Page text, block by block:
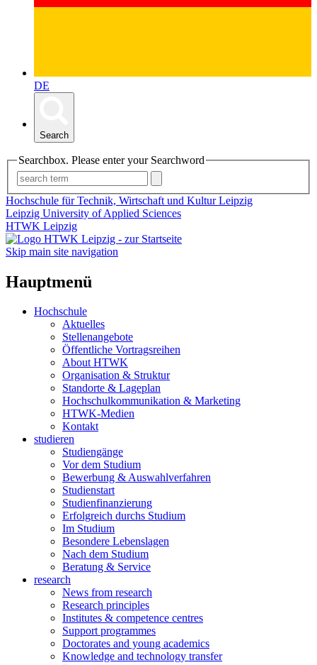
DE
Search
Searchbox. Please enter your Searchword
Hochschule für Technik, Wirtschaft und Kultur Leipzig
Leipzig University of Applied Sciences
HTWK Leipzig
Skip main site navigation
Hauptmenü
Hochschule
Aktuelles
Stellenangebote
Öffentliche Vortragsreihen
About HTWK
Organisation & Struktur
Standorte & Lageplan
Hochschulkommunikation & Marketing
HTWK-Medien
Kontakt
studieren
Studiengänge
Vor dem Studium
Bewerbung & Auswahlverfahren
Studienstart
Studienfinanzierung
Erfolgreich durchs Studium
Im Studium
Besondere Lebenslagen
Nach dem Studium
Beratung & Service
research
News from research
Research principles
Institutes & competence centres
Support programmes
Doctorates and young academics
Knowledge and technology transfer